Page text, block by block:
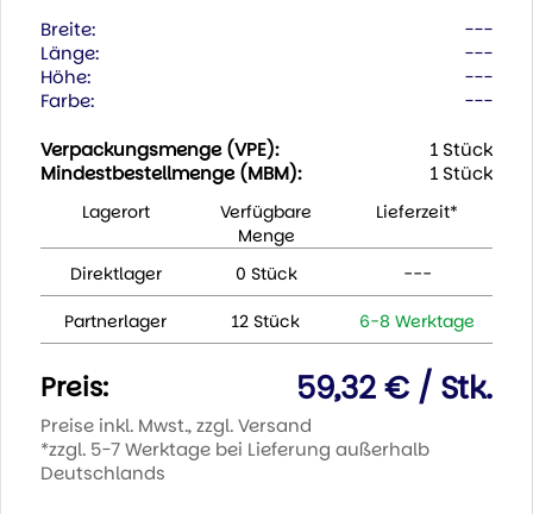
Breite:
---
Länge:
---
Höhe:
---
Farbe:
---
Verpackungsmenge (VPE):
1 Stück
Mindestbestellmenge (MBM):
1 Stück
Lagerort
Verfügbare
Menge
Lieferzeit*
Direktlager 0 Stück ---
Partnerlager 12 Stück 6-8 Werktage
Preis: 59,32 € / Stk.
Preise inkl. Mwst., zzgl. Versand
*zzgl. 5-7 Werktage bei Lieferung außerhalb
Deutschlands